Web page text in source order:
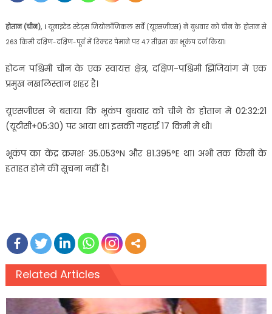
होतान (चीन), ।यूनाइटेड स्टेट्स जियोलॉजिकल सर्वे (यूएसजीएस) ने बुधवार को चीन के होतान से
263 किमी दक्षिण-दक्षिण-पूर्व में रिक्टर पैमाने पर 4.7 तीव्रता का भूकंप दर्ज किया।
होटन पश्चिमी चीन के एक स्वायत्त क्षेत्र, दक्षिण-पश्चिमी झिंजियांग में एक
प्रमुख नखलिस्तान शहर है।
यूएसजीएस ने बताया कि भूकंप बुधवार को चीने के होतान में 02:32:21
(यूटीसी+05:30) पर आया था। इसकी गहराई 17 किमी में थी।
भूकंप का केंद्र क्रमशः 35.053°N और 81.395°E था। अभी तक किसी के
हताहत होने की सूचना नहीं है।
Related Articles